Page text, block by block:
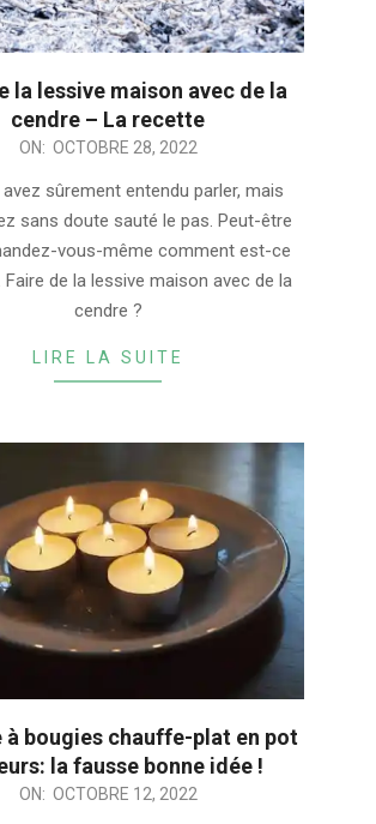
la lessive maison avec de la
cendre – La recette
ON: OCTOBRE 28, 2022
sûrement entendu parler, mais
sans doute sauté le pas. Peut-être
vous-même comment est-ce
de la lessive maison avec de la
cendre ?
LIRE LA SUITE
à bougies chauffe-plat en pot
la fausse bonne idée !
ON: OCTOBRE 12, 2022